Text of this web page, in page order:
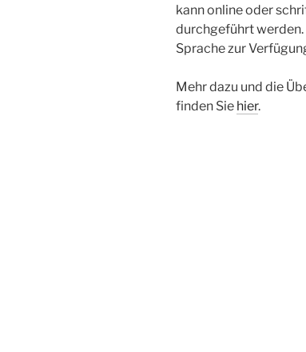
kann online oder
durchgeführt werden.
Sprache zur
Mehr dazu und die
finden Sie hier.